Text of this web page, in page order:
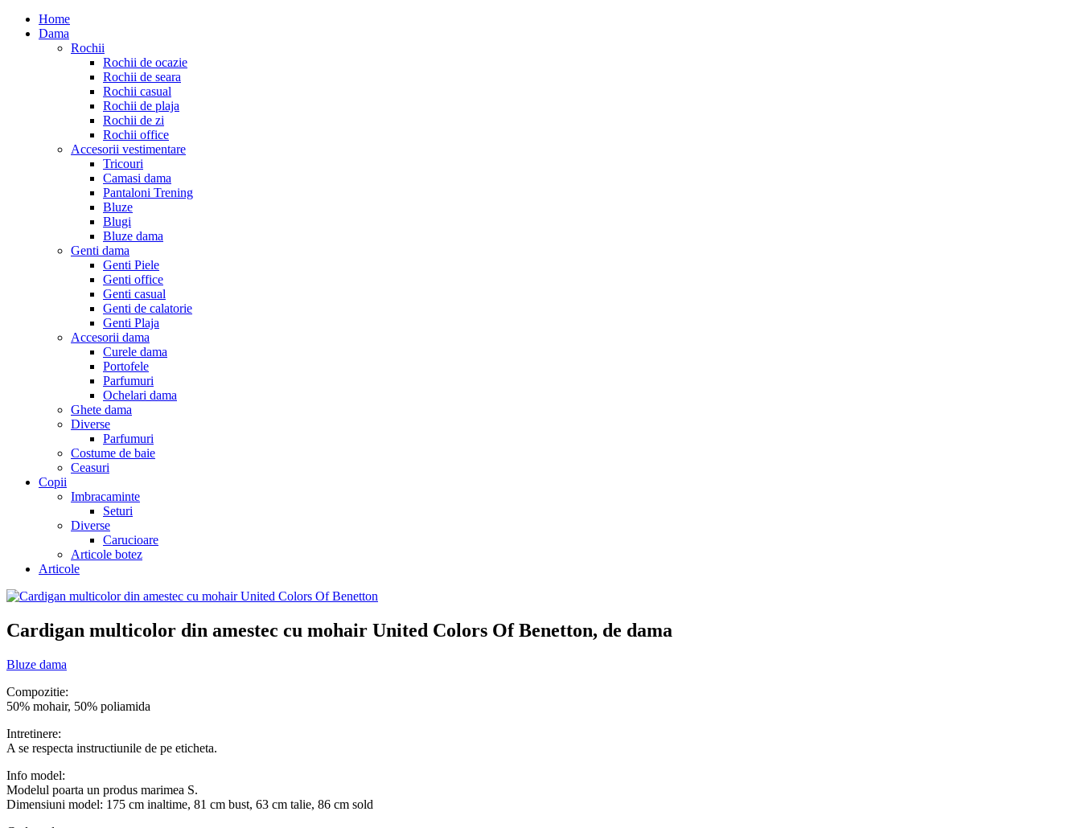
Home
Dama
Rochii
Rochii de ocazie
Rochii de seara
Rochii casual
Rochii de plaja
Rochii de zi
Rochii office
Accesorii vestimentare
Tricouri
Camasi dama
Pantaloni Trening
Bluze
Blugi
Bluze dama
Genti dama
Genti Piele
Genti office
Genti casual
Genti de calatorie
Genti Plaja
Accesorii dama
Curele dama
Portofele
Parfumuri
Ochelari dama
Ghete dama
Diverse
Parfumuri
Costume de baie
Ceasuri
Copii
Imbracaminte
Seturi
Diverse
Carucioare
Articole botez
Articole
Cardigan multicolor din amestec cu mohair United Colors Of Benetton, de dama
Bluze dama
Compozitie:
50% mohair, 50% poliamida
Intretinere:
A se respecta instructiunile de pe eticheta.
Info model:
Modelul poarta un produs marimea S.
Dimensiuni model: 175 cm inaltime, 81 cm bust, 63 cm talie, 86 cm sold